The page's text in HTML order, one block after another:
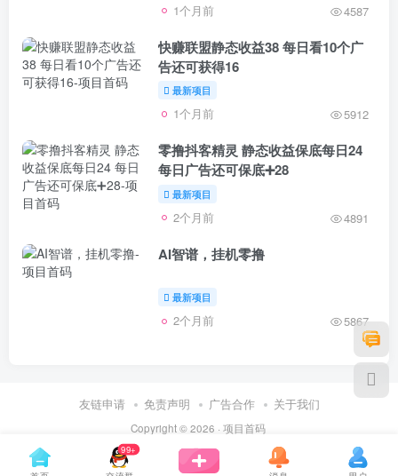
1个月前 4587
快赚联盟静态收益38 每日看10个广
告还可获得16
最新项目
1个月前 5912
零撸抖客精灵 静态收益保底每日24
每日广告还可保底➕28
最新项目
2个月前 4891
AI智谱，挂机零撸
最新项目
2个月前 5867
友链申请 免责声明 广告合作 关于我们
Copyright © 2026 · 项目首码
99+